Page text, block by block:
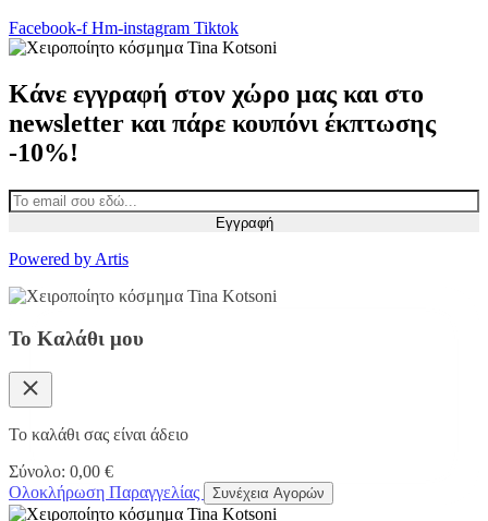
Facebook-f Hm-instagram Tiktok
Κάνε εγγραφή στον χώρο μας και στο
newsletter και πάρε κουπόνι έκπτωσης
-10%!
Εγγραφή
Powered by Artis
Το Καλάθι μου
Το καλάθι σας είναι άδειο
Σύνολο: 0,00 €
Ολοκλήρωση Παραγγελίας
Συνέχεια Αγορών